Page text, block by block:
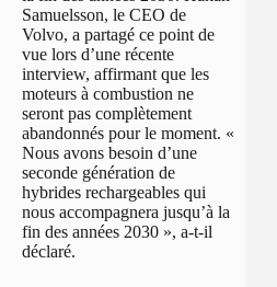
Samuelsson, le CEO de
Volvo, a partagé ce point de
vue lors d’une récente
interview, affirmant que les
moteurs à combustion ne
seront pas complètement
abandonnés pour le moment. «
Nous avons besoin d’une
seconde génération de
hybrides rechargeables qui
nous accompagnera jusqu’à la
fin des années 2030 », a-t-il
déclaré.